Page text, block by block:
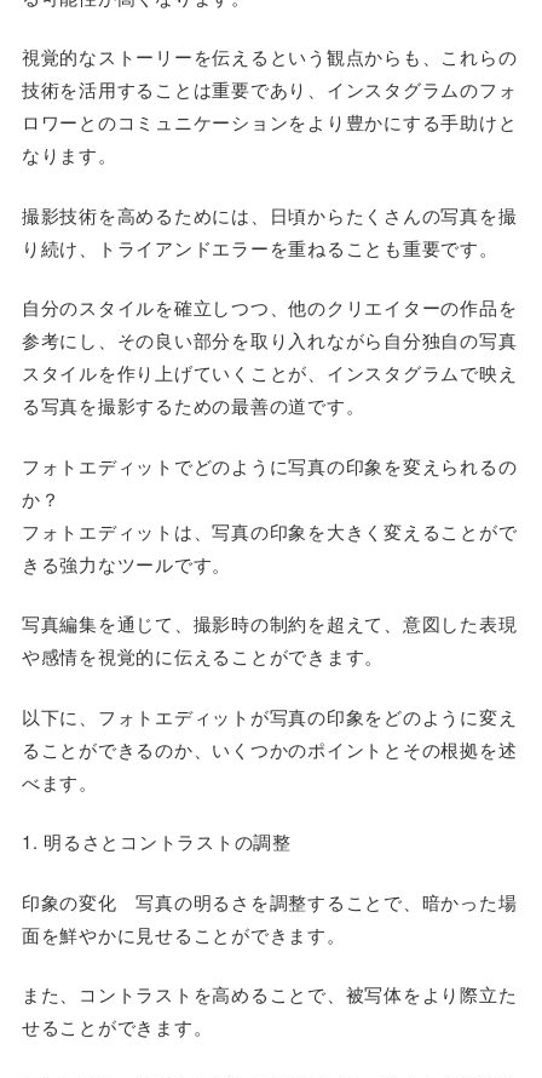
視覚的なストーリーを伝えるという観点からも、これらの
技術を活用することは重要であり、インスタグラムのフォ
ロワーとのコミュニケーションをより豊かにする手助けと
なります。
撮影技術を高めるためには、日頃からたくさんの写真を撮
り続け、トライアンドエラーを重ねることも重要です。
自分のスタイルを確立しつつ、他のクリエイターの作品を
参考にし、その良い部分を取り入れながら自分独自の写真
スタイルを作り上げていくことが、インスタグラムで映え
る写真を撮影するための最善の道です。
フォトエディットでどのように写真の印象を変えられるの
か？
フォトエディットは、写真の印象を大きく変えることがで
きる強力なツールです。
写真編集を通じて、撮影時の制約を超えて、意図した表現
や感情を視覚的に伝えることができます。
以下に、フォトエディットが写真の印象をどのように変え
ることができるのか、いくつかのポイントとその根拠を述
べます。
1. 明るさとコントラストの調整
印象の変化 写真の明るさを調整することで、暗かった場
面を鮮やかに見せることができます。
また、コントラストを高めることで、被写体をより際立た
せることができます。